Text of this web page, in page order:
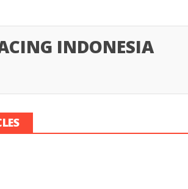
INDONESIA